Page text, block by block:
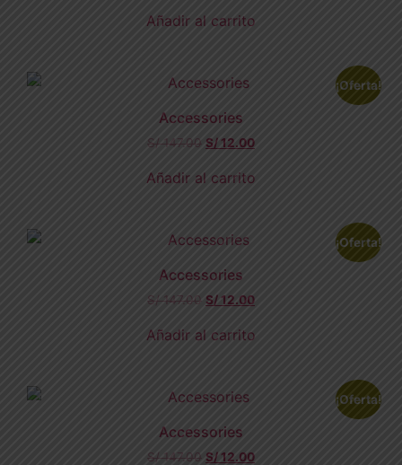
Añadir al carrito
¡Oferta!
Accessories
S/147.00 S/12.00
Añadir al carrito
¡Oferta!
Accessories
S/147.00 S/ 12.00
Añadir al carrito
¡Oferta!
Accessories
S/147.00 S/12.00